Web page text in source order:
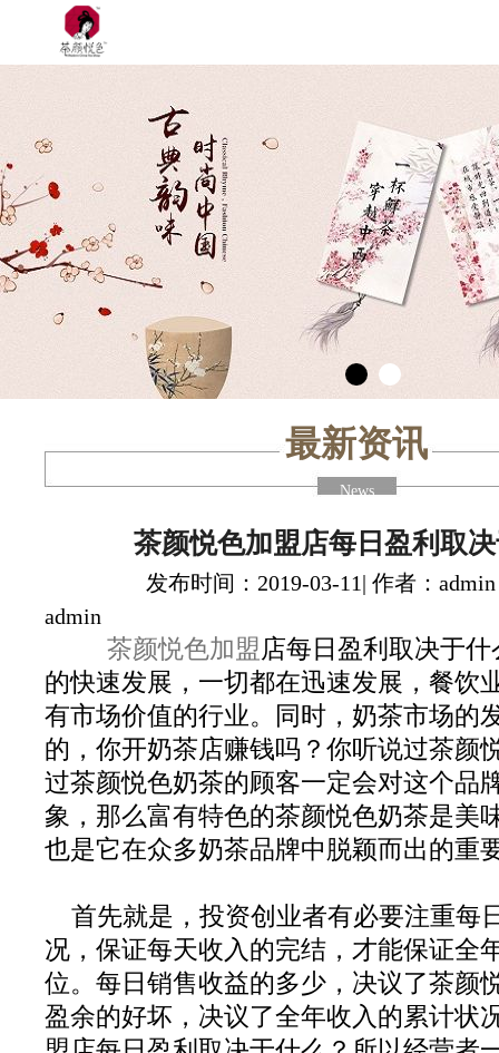
最新资讯
News
茶颜悦色加盟店每日盈利取
发布时间：2019-03-11| 作者：
admin
茶颜悦色加盟店每日盈利取决于
的快速发展，一切都在迅速发展，餐饮
有市场价值的行业。同时，奶茶市场的
的，你开奶茶店赚钱吗？你听说过茶颜
过茶颜悦色奶茶的顾客一定会对这个品
象，那么富有特色的茶颜悦色奶茶是美
也是它在众多奶茶品牌中脱颖而出的重
首先就是，投资创业者有必要注重每
况，保证每天收入的完结，才能保证全
位。每日销售收益的多少，决议了茶颜
盈余的好坏，决议了全年收入的累计状